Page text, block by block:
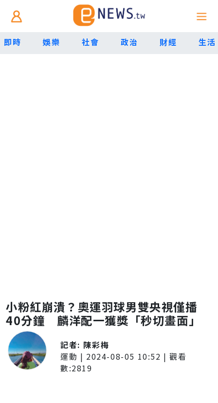
即時 娛樂 社會 政治 財經 生活
小粉紅崩潰？奧運羽球男雙央視僅播
40分鐘 麟洋配一獲獎「秒切畫面」
記者: 陳彩梅
運動 | 2024-08-05 10:52 | 觀看
數:2819